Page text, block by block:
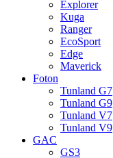
Explorer
Kuga
Ranger
EcoSport
Edge
Maverick
Foton
Tunland G7
Tunland G9
Tunland V7
Tunland V9
GAC
GS3